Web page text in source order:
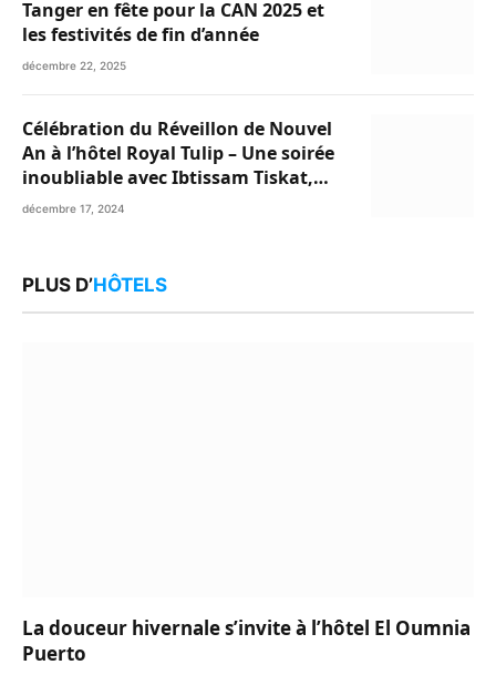
Tanger en fête pour la CAN 2025 et
les festivités de fin d’année
décembre 22, 2025
Célébration du Réveillon de Nouvel
An à l’hôtel Royal Tulip – Une soirée
inoubliable avec Ibtissam Tiskat,
Oussama Abdedaim et Abdelwahed
décembre 17, 2024
PLUS D’HÔTELS
La douceur hivernale s’invite à l’hôtel El Oumnia
Puerto